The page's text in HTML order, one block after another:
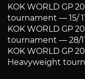
KOK WORLD GP
tournament — 15/
KOK WORLD GP
tournament — 28/
KOK WORLD GP
Heavyweight